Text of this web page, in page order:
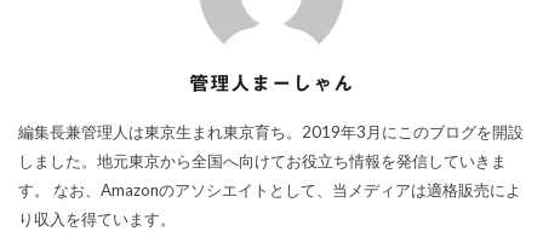
管理人まーしゃん
編集長兼管理人は東京生まれ東京育ち。2019年3月にこのブログを開設
しました。地元東京から全国へ向けてお役立ち情報を発信していきま
す。 なお、Amazonのアソシエイトとして、当メディアは適格販売によ
り収入を得ています。